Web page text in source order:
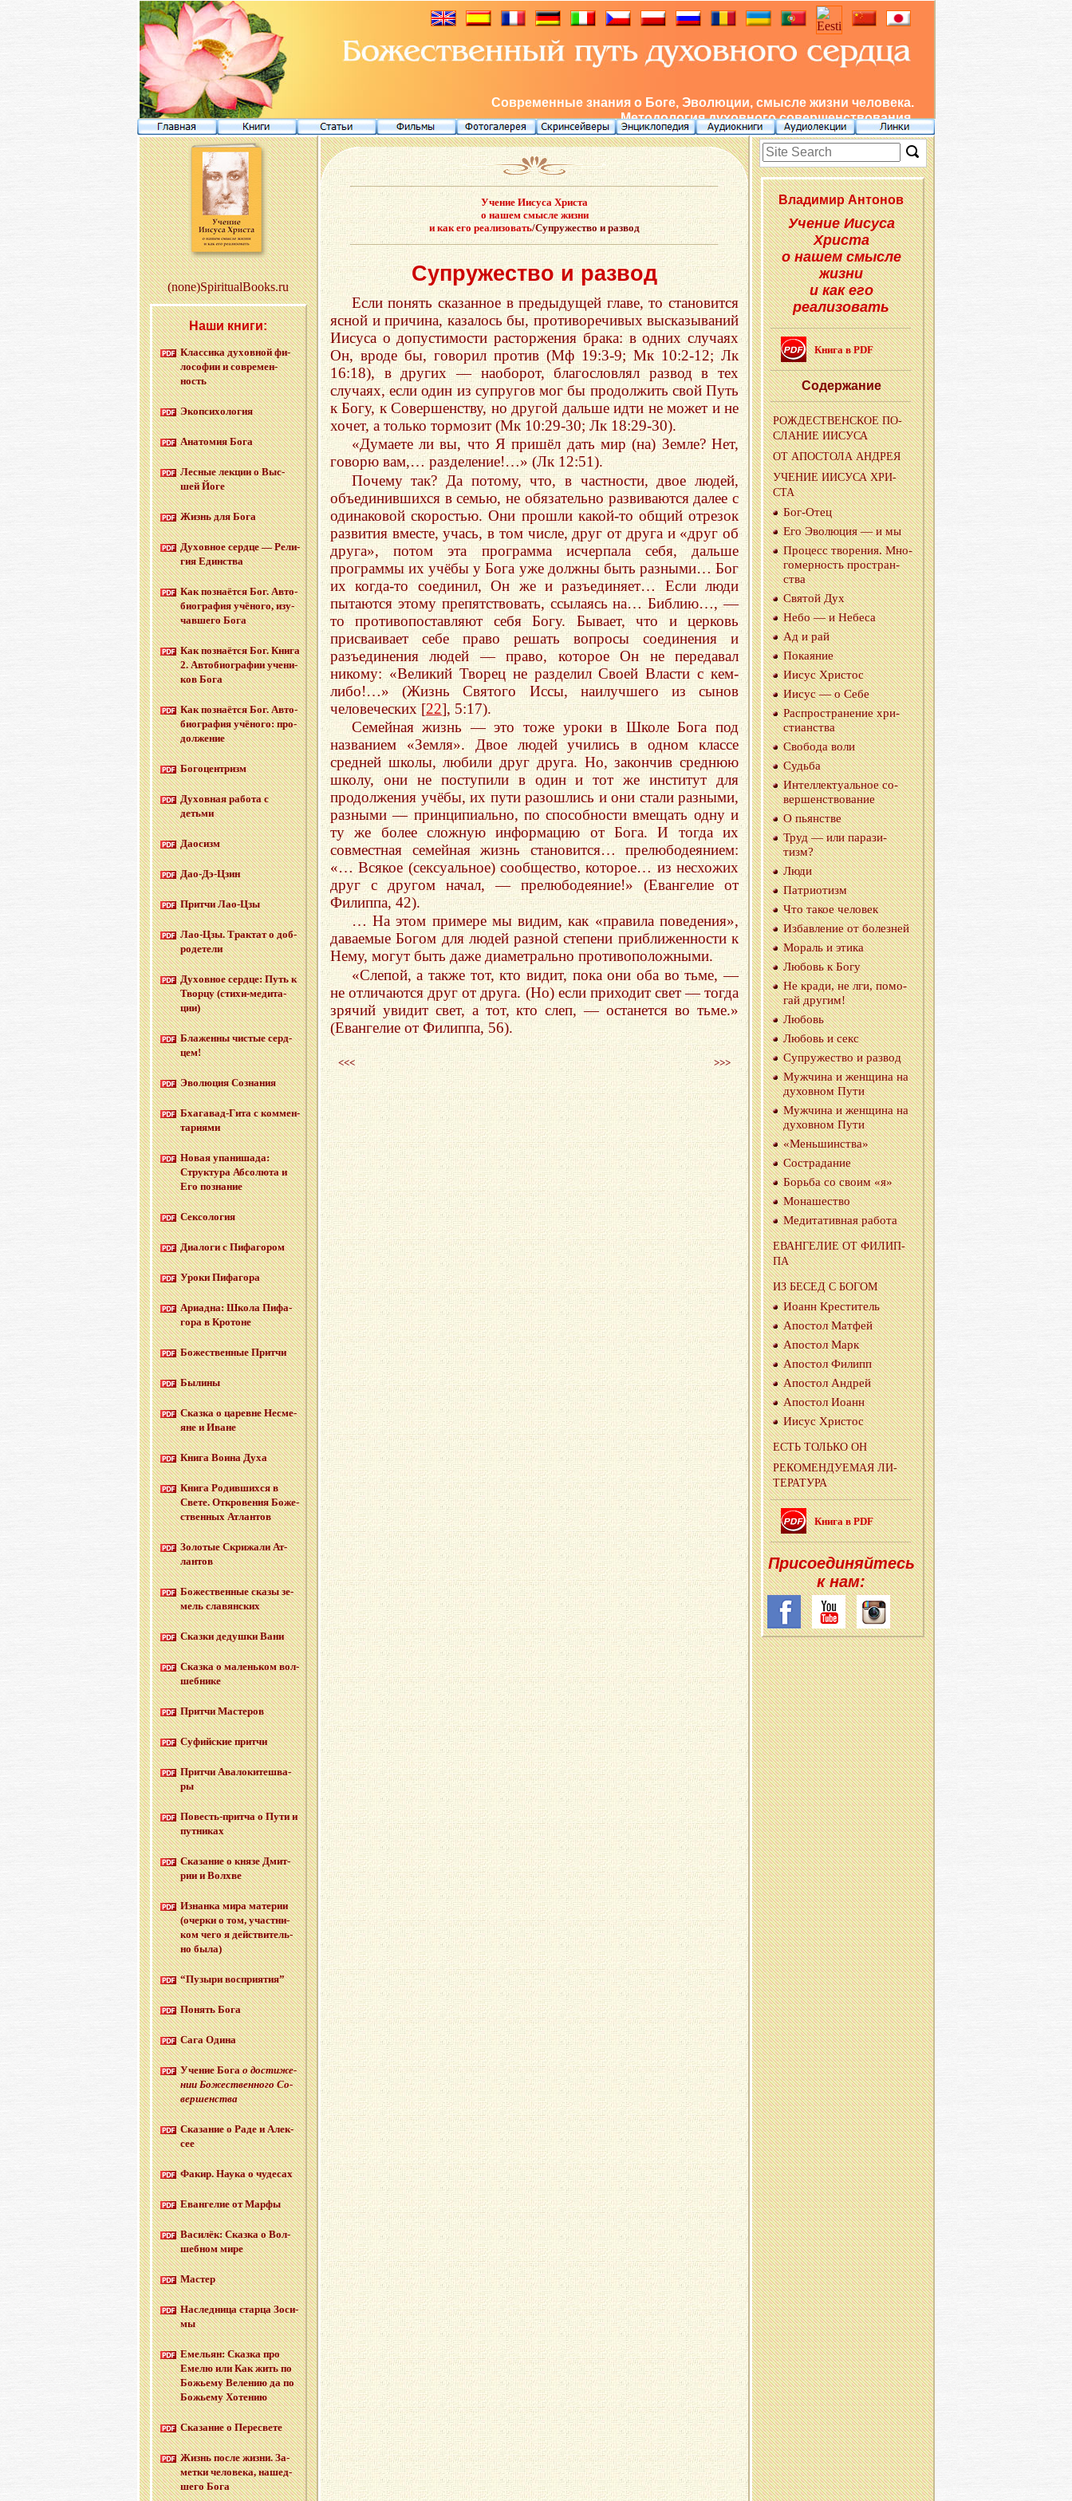
Современные знания о Боге, Эволюции, смысле жизни человека.
Методология духовного совершенствования.
Учение Иисуса Христа
о нашем смысле жизни
и как его реализовать/Супружество и развод
Супружество и развод
Если понять сказанное в предыдущей главе, то становится
ясной и причина, казалось бы, противоречивых высказываний
Иисуса о допустимости расторжения брака: в одних случаях
Он, вроде бы, говорил против (Мф 19:3-9; Мк 10:2-12; Лк
16:18), в других — наоборот, благословлял развод в тех
случаях, если один из супругов мог бы продолжить свой Путь
к Богу, к Совершенству, но другой дальше идти не может и не
хочет, а только тормозит (Мк 10:29-30; Лк 18:29-30).
«Думаете ли вы, что Я пришёл дать мир (на) Земле? Нет,
говорю вам,… разделение!…» (Лк 12:51).
Почему так? Да потому, что, в частности, двое людей,
объединившихся в семью, не обязательно развиваются далее с
одинаковой скоростью. Они прошли какой-то общий отрезок
развития вместе, учась, в том числе, друг от друга и «друг об
друга», потом эта программа исчерпала себя, дальше
программы их учёбы у Бога уже должны быть разными… Бог
их когда-то соединил, Он же и разъединяет… Если люди
пытаются этому препятствовать, ссылаясь на… Библию…, —
то противопоставляют себя Богу. Бывает, что и церковь
присваивает себе право решать вопросы соединения и
разъединения людей — право, которое Он не передавал
никому: «Великий Творец не разделил Своей Власти с кем-
либо!…» (Жизнь Святого Иссы, наилучшего из сынов
человеческих [22], 5:17).
Семейная жизнь — это тоже уроки в Школе Бога под
названием «Земля». Двое людей учились в одном классе
средней школы, любили друг друга. Но, закончив среднюю
школу, они не поступили в один и тот же институт для
продолжения учёбы, их пути разошлись и они стали разными,
разными — принципиально, по способности вмещать одну и
ту же более сложную информацию от Бога. И тогда их
совместная семейная жизнь становится… прелюбодеянием:
«… Всякое (сексуальное) сообщество, которое… из несхожих
друг с другом начал, — прелюбодеяние!» (Евангелие от
Филиппа, 42).
… На этом примере мы видим, как «правила поведения»,
даваемые Богом для людей разной степени приближенности к
Нему, могут быть даже диаметрально противоположными.
«Слепой, а также тот, кто видит, пока они оба во тьме, —
не отличаются друг от друга. (Но) если приходит свет — тогда
зрячий увидит свет, а тот, кто слеп, — останется во тьме.»
(Евангелие от Филиппа, 56).
<<< >>>
Вла­ди­мир Ан­то­нов
Учение Иисуса
Христа
о нашем смысле
жизни
и как его
реализовать
Книга в PDF
Со­дер­жа­ние
РОЖ­ДЕ­СТВЕН­СКОЕ ПО­
СЛА­НИЕ ИИСУ­СА
ОТ АПО­СТО­ЛА АН­ДРЕЯ
УЧЕ­НИЕ ИИСУ­СА ХРИ­
СТА
Бог-Отец
Его Эво­лю­ция — и мы
Про­цесс тво­ре­ния. Мно­
го­мер­ность про­стран­
ства
Свя­той Дух
Небо — и Небе­са
Ад и рай
По­ка­я­ние
Иисус Хри­стос
Иисус — о Себе
Рас­про­стра­не­ние хри­
сти­ан­ства
Сво­бо­да воли
Судь­ба
Ин­тел­лек­ту­аль­ное со­
вер­шен­ство­ва­ние
О пьян­стве
Труд — или па­ра­зи­
тизм?
Люди
Пат­ри­о­тизм
Что такое че­ло­век
Из­бав­ле­ние от бо­лез­ней
Мо­раль и этика
Лю­бовь к Богу
Не кради, не лги, по­мо­
гай дру­гим!
Лю­бовь
Лю­бовь и секс
Су­пру­же­ство и раз­вод
Муж­чи­на и жен­щи­на на
ду­хов­ном Пути
Муж­чи­на и жен­щи­на на
ду­хов­ном Пути
«Мень­шин­ства»
Со­стра­да­ние
Борь­ба со своим «я»
Мо­на­ше­ство
Ме­ди­та­тив­ная ра­бо­та
ЕВАН­ГЕ­ЛИЕ ОТ ФИ­ЛИП­
ПА
ИЗ БЕСЕД С БОГОМ
Иоанн Кре­сти­тель
Апо­стол Мат­фей
Апо­стол Марк
Апо­стол Фи­липп
Апо­стол Ан­дрей
Апо­стол Иоанн
Иисус Хри­стос
ЕСТЬ ТОЛЬ­КО ОН
РЕ­КО­МЕН­ДУ­Е­МАЯ ЛИ­
ТЕ­РА­ТУ­РА
Книга в PDF
При­со­еди­няй­тесь
к нам:
(none)SpiritualBooks.ru
Наши книги:
Клас­си­ка ду­хов­ной фи­
ло­со­фии и со­вре­мен­
ность
Эко­пси­хо­ло­гия
Ана­то­мия Бога
Лес­ные лек­ции о Выс­
шей Йоге
Жизнь для Бога
Ду­хов­ное серд­це — Ре­ли­
гия Един­ства
Как по­зна­ёт­ся Бог. Ав­то­
био­гра­фия учё­но­го, изу­
чав­ше­го Бога
Как по­зна­ёт­ся Бог. Книга
2. Ав­то­био­гра­фии уче­ни­
ков Бога
Как по­зна­ёт­ся Бог. Ав­то­
био­гра­фия учё­но­го: про­
дол­же­ние
Бо­го­цен­тризм
Ду­хов­ная ра­бо­та с
детьми
Дао­сизм
Дао-Дэ-Цзин
Прит­чи Лао-Цзы
Лао-Цзы. Трак­тат о доб­
ро­де­те­ли
Ду­хов­ное серд­це: Путь к
Твор­цу (сти­хи-ме­ди­та­
ции)
Бла­жен­ны чи­стые серд­
цем!
Эво­лю­ция Со­зна­ния
Бха­га­вад-Ги­та с ком­мен­
та­ри­я­ми
Новая упа­ни­ша­да:
Струк­ту­ра Аб­со­лю­та и
Его по­зна­ние
Сек­со­ло­гия
Диа­ло­ги с Пи­фа­го­ром
Уроки Пи­фа­го­ра
Ари­ад­на: Школа Пи­фа­
го­ра в Кро­тоне
Бо­же­ствен­ные Прит­чи
Бы­ли­ны
Сказ­ка о ца­ревне Несме­
яне и Иване
Книга Воина Духа
Книга Ро­див­ших­ся в
Свете. От­кро­ве­ния Бо­же­
ствен­ных Ат­лан­тов
Зо­ло­тые Cкри­жа­ли Ат­
лан­тов
Бо­же­ствен­ные сказы зе­
мель сла­вян­ских
Сказ­ки де­душ­ки Вани
Сказ­ка о ма­лень­ком вол­
шеб­ни­ке
Прит­чи Ма­сте­ров
Су­фий­ские прит­чи
Прит­чи Ава­ло­ки­те­шва­
ры
По­весть-прит­ча о Пути и
пут­ни­ках
Ска­за­ние о князе Дмит­
рии и Волх­ве
Из­нан­ка мира ма­те­рии
(очер­ки о том, участ­ни­
ком чего я дей­стви­тель­
но была)
“Пу­зы­ри вос­при­я­тия”
По­нять Бога
Сага Одина
Уче­ние Богао до­сти­же­
нии Бо­же­ствен­но­го Со­
вер­шен­ства
Ска­за­ние о Раде и Алек­
сее
Факир. Наука о чу­де­сах
Еван­ге­лие от Марфы
Ва­си­лёк: Сказ­ка о Вол­
шеб­ном мире
Ма­стер
На­след­ни­ца стар­ца Зо­си­
мы
Еме­льян: Сказ­ка про
Емелю или Как жить по
Бо­жье­му Ве­ле­нию да по
Бо­жье­му Хо­те­нию
Ска­за­ние о Пе­ре­све­те
Жизнь после жизни. За­
мет­ки че­ло­ве­ка, на­шед­
ше­го Бога